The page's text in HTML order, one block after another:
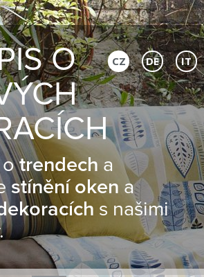
O
otrendech a
stínění oken a
s našimi
CZ DE IT